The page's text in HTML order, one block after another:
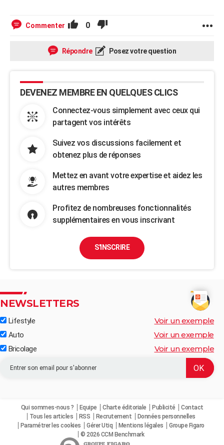
Commenter 0
Répondre Posez votre question
DEVENEZ MEMBRE EN QUELQUES CLICS
Connectez-vous simplement avec ceux qui
partagent vos intérêts
Suivez vos discussions facilement et
obtenez plus de réponses
Mettez en avant votre expertise et aidez les
autres membres
Profitez de nombreuses fonctionnalités
supplémentaires en vous inscrivant
S'INSCRIRE
NEWSLETTERS
Lifestyle Voir un exemple
Auto Voir un exemple
Bricolage Voir un exemple
Qui sommes-nous ? Equipe Charte éditoriale Publicité
Contact
Tous les articles
RSS Recrutement
Données personnelles
Paramétrer les cookies
Gérer Utiq Mentions légales
Groupe Figaro
© 2026 CCM Benchmark